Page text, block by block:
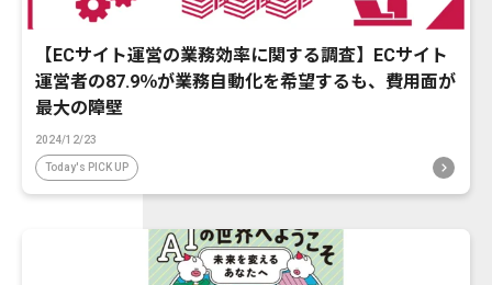
【ECサイト運営の業務効率に関する調査】ECサイト
運営者の87.9％が業務自動化を希望するも、費用面が
最大の障壁
2024/12/23
Today's PICK UP